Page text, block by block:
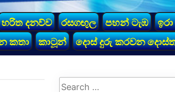
හරිත දනව්ව රසගඟුල පහන් ටැඹ
කතා කාටූන් දොස් දුරු කරවන